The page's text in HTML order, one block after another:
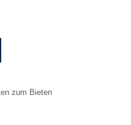
zum Bieten